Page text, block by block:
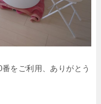
をご利用、ありがとう